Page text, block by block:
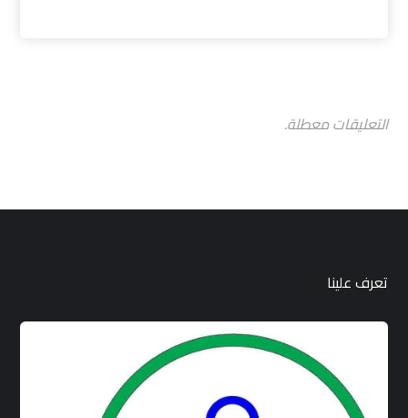
التعليقات معطلة.
تعرف علينا